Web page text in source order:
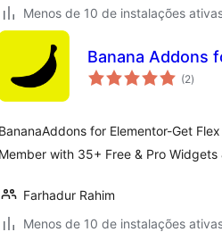
Menos de 10 de instalações
Banana Addons
(2total
de
)
BananaAddons for Elementor-Get
Member with 35+ Free & Pro Widgets
Farhadur Rahim
Menos de 10 de instalações